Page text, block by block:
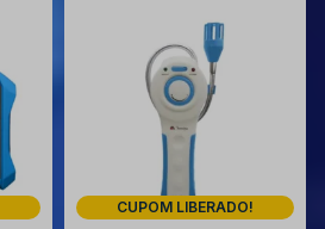
CUPOM LIBERADO!